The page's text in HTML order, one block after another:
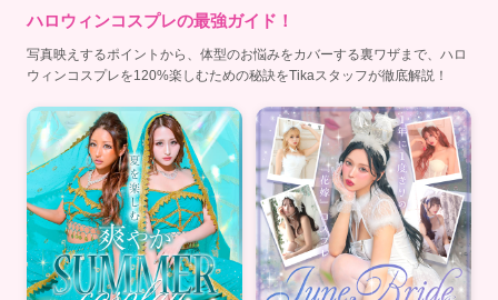
ハロウィンコスプレの最強ガイド！
写真映えするポイントから、体型のお悩みをカバーする裏ワザまで、ハロ
ウィンコスプレを120%楽しむための秘訣をTikaスタッフが徹底解説！